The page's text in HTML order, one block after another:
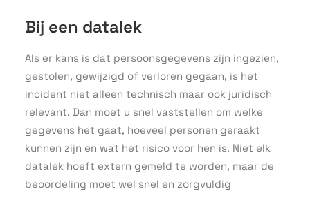
Bij een datalek
Als er kans is dat persoonsgegevens zijn ingezien,
gestolen, gewijzigd of verloren gegaan, is het
incident niet alleen technisch maar ook juridisch
relevant. Dan moet u snel vaststellen om welke
gegevens het gaat, hoeveel personen geraakt
kunnen zijn en wat het risico voor hen is. Niet elk
datalek hoeft extern gemeld te worden, maar de
beoordeling moet wel snel en zorgvuldig